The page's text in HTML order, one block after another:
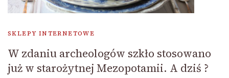
SKLEPY INTERNETOWE
W zdaniu archeologów szkło stosowano
już w starożytnej Mezopotamii. A dziś ?